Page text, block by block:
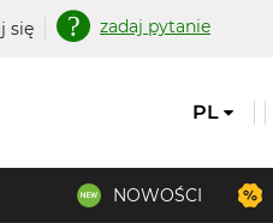
się zadaj pytanie
PL
NOWOŚCI